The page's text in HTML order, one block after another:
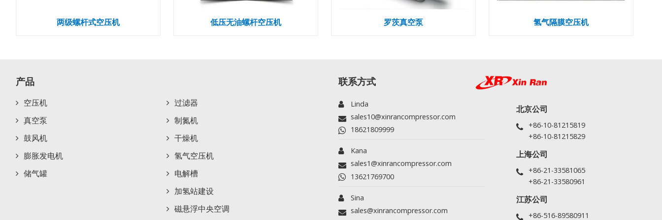
两级螺杆式空压机 低压无油螺杆空压机 罗茨真空泵 氢气隔膜空压机
产品
空压机
真空泵
鼓风机
膨胀发电机
储气罐
过滤器
制氮机
干燥机
氢气空压机
电解槽
加氢站建设
磁悬浮中央空调
联系方式
Linda
sales10@xinrancompressor.com
18621809999
Kana
sales1@xinrancompressor.com
13621769700
Sina
sales@xinrancompressor.com
北京公司
+86-10-81215819
+86-10-81215829
上海公司
+86-21-33581065
+86-21-33580961
江苏公司
+86-516-89580911